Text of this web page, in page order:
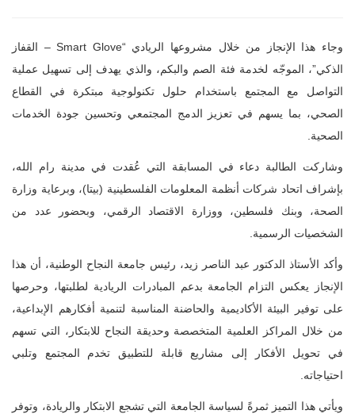
وجاء هذا الإنجاز من خلال مشروعها الريادي “Smart Glove – القفاز
الذكي”، الموجّه لخدمة فئة الصم والبكم، والذي يهدف إلى تسهيل عملية
التواصل مع المجتمع باستخدام حلول تكنولوجية مبتكرة في القطاع
الصحي، بما يسهم في تعزيز الدمج المجتمعي وتحسين جودة الخدمات
الصحية.
وشاركت الطالبة دعاء في المسابقة التي عُقدت في مدينة رام الله،
بإشراف اتحاد شركات أنظمة المعلومات الفلسطينية (بيتا)، وبرعاية وزارة
الصحة، وبنك فلسطين، ووزارة الاقتصاد الرقمي، وبحضور عدد من
الشخصيات الرسمية.
وأكد الأستاذ الدكتور عبد الناصر زيد، رئيس جامعة النجاح الوطنية، أن هذا
الإنجاز يعكس التزام الجامعة بدعم المبادرات الريادية لطلبتها، وحرصها
على توفير البيئة الأكاديمية والحاضنة المناسبة لتنمية أفكارهم الإبداعية،
من خلال المراكز العلمية المتخصصة وحديقة النجاح للابتكار، التي تسهم
في تحويل الأفكار إلى مشاريع قابلة للتطبيق تخدم المجتمع وتلبي
احتياجاته.
ويأتي هذا التميز ثمرةً لسياسة الجامعة التي تشجع الابتكار والريادة، وتوفر